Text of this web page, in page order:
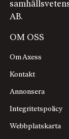
AB.
OM OSS
Om Axess
Kontakt
Annonsera
Integritetspolicy
Webbplatskarta